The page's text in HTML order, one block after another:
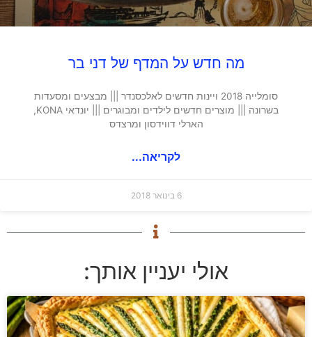
מה חדש על המדף של דני בר
סומלייה 2018 ויינות חדשים לאלכסנדר ||| מבצעים ומסעדות
בשרונה ||| מוצרים חדשים לילדים ומבוגרים ||| יונדאי KONA,
הארלי דווידסון ומרצדס
לקריאה...
6 בינואר 2018
אולי יעניין אותך: